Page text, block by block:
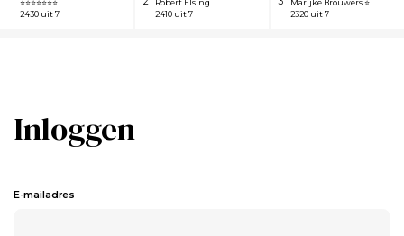
⭐⭐⭐⭐⭐⭐⭐
2430 uit 7
Robert Elsing
2410 uit 7
Marijke Brouwers ⭐
2320 uit 7
Inloggen
E-mailadres